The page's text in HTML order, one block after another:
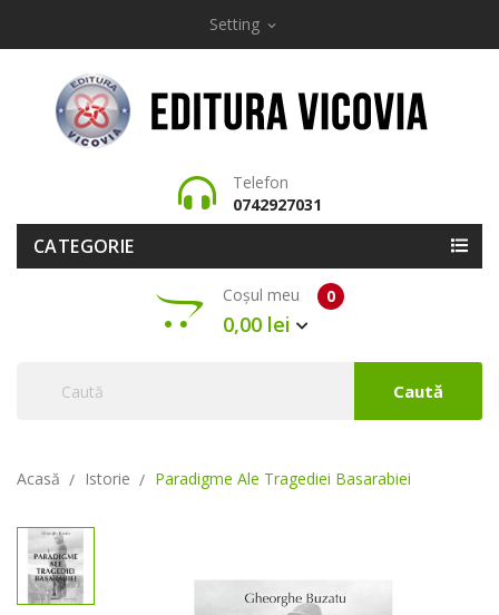
Setting expand_more
Telefon
0742927031
CATEGORIE
Coșul meu 0
0,00 lei
Caută
Acasă Istorie Paradigme Ale Tragediei Basarabiei